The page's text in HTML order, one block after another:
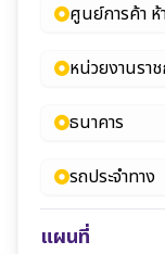
ศูนย์การค้า ห้
หน่วยงานราช
ธนาคาร
รถประจำทาง
แผนที่